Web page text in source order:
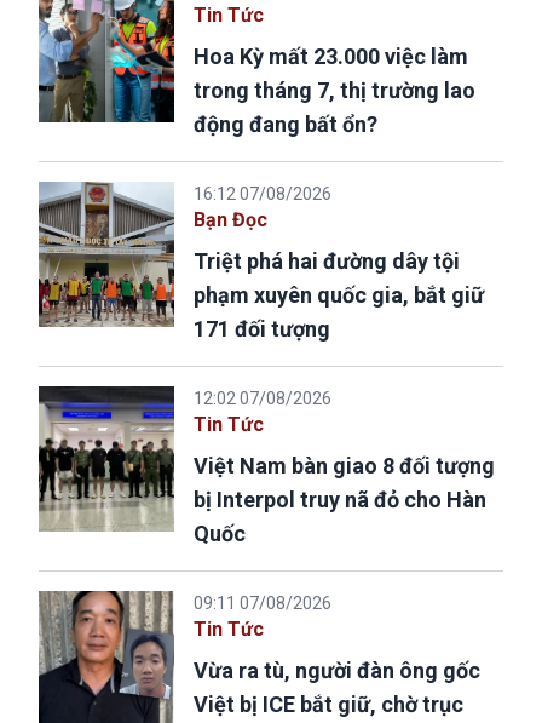
Tin Tức
Hoa Kỳ mất 23.000 việc làm
trong tháng 7, thị trường lao
động đang bất ổn?
16:12 07/08/2026
Bạn Đọc
Triệt phá hai đường dây tội
phạm xuyên quốc gia, bắt giữ
171 đối tượng
12:02 07/08/2026
Tin Tức
Việt Nam bàn giao 8 đối tượng
bị Interpol truy nã đỏ cho Hàn
Quốc
09:11 07/08/2026
Tin Tức
Vừa ra tù, người đàn ông gốc
Việt bị ICE bắt giữ, chờ trục